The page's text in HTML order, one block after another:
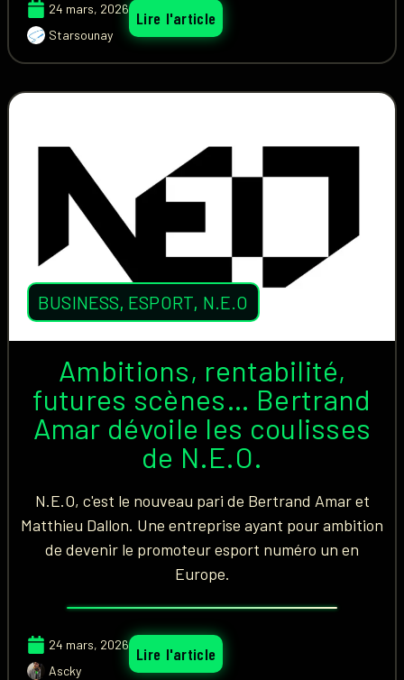
24 mars, 2026
Starsounay
Lire l'article
BUSINESS, ESPORT, N.E.O
Ambitions, rentabilité,
futures scènes… Bertrand
Amar dévoile les coulisses
de N.E.O.
N.E.O, c'est le nouveau pari de Bertrand Amar et
Matthieu Dallon. Une entreprise ayant pour ambition
de devenir le promoteur esport numéro un en
Europe.
24 mars, 2026
Ascky
Lire l'article